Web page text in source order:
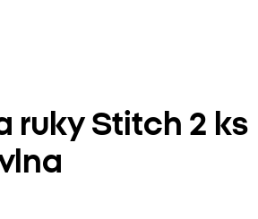
ruky Stitch 2 ks